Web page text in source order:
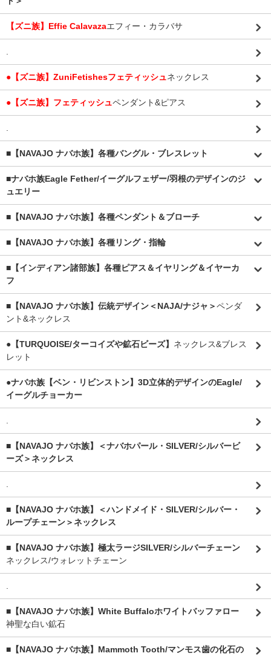
【ズニ族】Effie Calavazaエフィー・カラバサ
.
●【ズニ族】ZuniFetishesフェティッシュネックレス
●【ズニ族】フェティッシュペンダント&ピアス
.
■【NAVAJO ナバホ族】各種バングル・ブレスレット
■ナバホ族Eagle Fether/イーグルフェザー/羽根のデザインのジ
ュエリー
■【NAVAJO ナバホ族】各種ペンダント＆ブローチ
■【NAVAJO ナバホ族】各種リング・指輪
■【インディアン諸部族】各種ピアス＆イヤリング＆イヤーカ
フ
■【NAVAJO ナバホ族】伝統デザイン＜NAJA/ナジャ＞ペンダ
ント&ネックレス
●【TURQUOISE/ターコイズや鉱石ビーズ】 ネックレス&ブレス
レット
●ナバホ族【ベン・リビンストン】3D立体的デザインのEagle/
イーグルチョーカー
.
■【NAVAJO ナバホ族】＜ナバホパール・SILVER/シルバービ
ーズ＞ネックレス
.
■【NAVAJO ナバホ族】＜ハンドメイド・SILVER/シルバー・
ループチェーン＞ネックレス
■【NAVAJO ナバホ族】極太ラージSILVER/シルバーチェーン
ネックレス/ウォレットチェーン
.
■【NAVAJO ナバホ族】White Buffaloホワイトバッファロー
神聖な白い鉱石
■【NAVAJO ナバホ族】Mammoth Tooth/マンモス歯の化石の